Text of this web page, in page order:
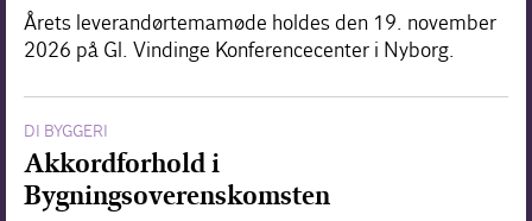
Årets leverandørtemamøde holdes den 19. november
2026 på Gl. Vindinge Konferencecenter i Nyborg.
DI BYGGERI
Akkordforhold i
Bygningsoverenskomsten